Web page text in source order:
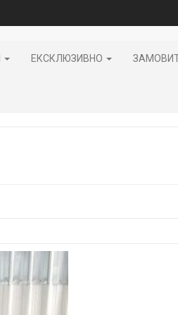
ЕКСКЛЮЗИВНО